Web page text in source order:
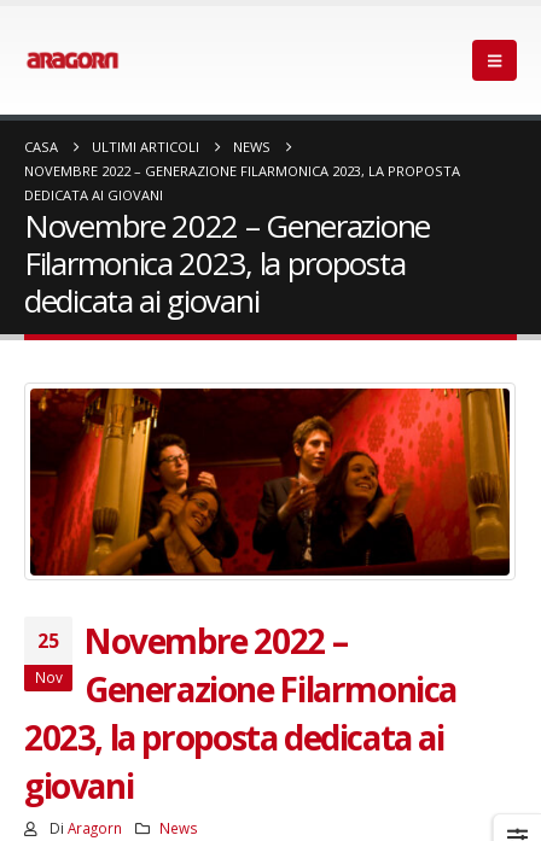
CASA ULTIMI ARTICOLI
NEWS
NOVEMBRE 2022 – GENERAZIONE FILARMONICA 2023, LA PROPOSTA
DEDICATA AI GIOVANI
Novembre 2022 – Generazione
Filarmonica 2023, la proposta
dedicata ai giovani
25
Nov
Novembre 2022 –
Generazione Filarmonica
2023, la proposta dedicata ai
giovani
Di Aragorn
News